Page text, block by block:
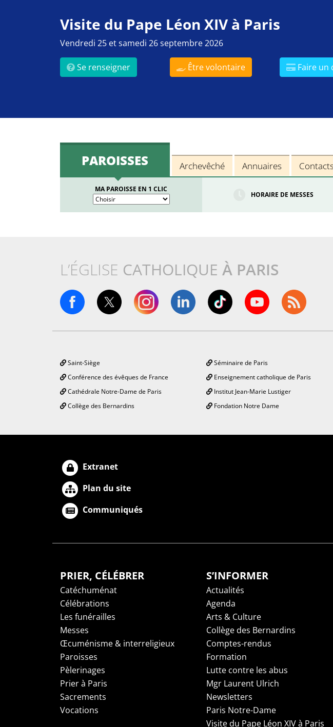
Visite du Pape Léon XIV à Paris
Vendredi 25 et samedi 26 septembre 2026
Se renseigner Être volontaire Faire un
PAROISSES Archevêché Annuaires
MA PAROISSE EN 1 CLIC
HORAIRE DE MESSES
L’ÉGLISE CATHOLIQUE À PARIS
Saint-Siège
Conférence des évêques de France
Cathédrale Notre-Dame de Paris
Collège des Bernardins
Séminaire de Paris
Enseignement catholique de Paris
Institut Jean-Marie Lustiger
Fondation Notre Dame
Extranet
Plan du site
Communiqués
PRIER, CÉLÉBRER
Catéchuménat
Célébrations
Les funérailles
Messes
Œcuménisme & interreligieux
Paroisses
Pèlerinages
Prier à Paris
Sacrements
Vocations
S’INFORMER
Actualités
Agenda
Arts & Culture
Collège des Bernardins
Comptes-rendus
Formation
Lutte contre les abus
Mgr Laurent Ulrich
Newsletters
Paris Notre-Dame
Visite du Pape Léon XIV à Paris